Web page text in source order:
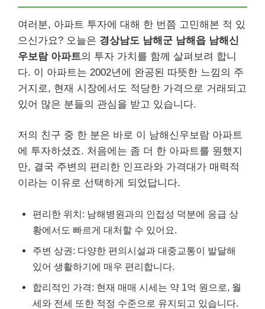
여러분, 아파트 투자에 대해 한 번쯤 고민해본 적 있
으신가요? 오늘은 경상남도 남해군 남해읍 남해신
우보람 아파트의 투자 가치를 함께 살펴보려 합니
다. 이 아파트는 2002년에 완공된 따뜻한 느낌의 주
거지로, 현재 시장에서도 적당한 가격으로 거래되고
있어 많은 분들의 관심을 받고 있습니다.
저의 친구 중 한 분은 바로 이 남해신우보람 아파트
에 투자하셨죠. 처음에는 좀 더 한 아파트를 원했지
만, 결국 주변의 편리한 인프라와 가격대가 매력적
이라는 이유로 선택하게 되었답니다.
편리한 위치: 남해병원과의 인접성 덕분에 응급 상
황에서도 빠르게 대처할 수 있어요.
주변 상권: 다양한 편의시설과 대중교통이 발달해
있어 생활하기에 매우 편리합니다.
합리적인 가격: 현재 매매 시세는 약 1억 원으로, 월
세와 전세 또한 적정 수준으로 유지되고 있습니다.